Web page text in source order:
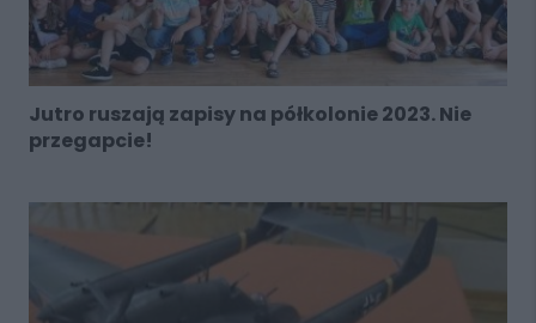
Jutro ruszają zapisy na półkolonie 2023. Nie
przegapcie!